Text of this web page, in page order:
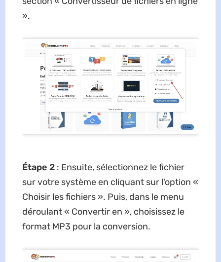
».
Étape 2: Ensuite, sélectionnez le fichier
sur votre système en cliquant sur l'option «
Choisir les fichiers ». Puis, dans le menu
déroulant « Convertir en », choisissez le
format MP3 pour la conversion.